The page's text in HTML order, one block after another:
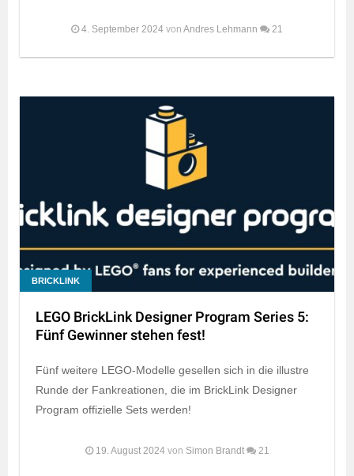
4. September 2024 von Andres Lehmann 21
BRICKLINK
LEGO BrickLink Designer Program Series 5:
Fünf Gewinner stehen fest!
Fünf weitere LEGO-Modelle gesellen sich in die illustre
Runde der Fankreationen, die im BrickLink Designer
Program offizielle Sets werden!
19. August 2024 von Simon Brandt 21